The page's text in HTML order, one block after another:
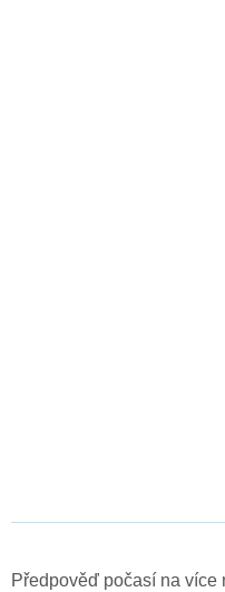
Předpověď počasí na více